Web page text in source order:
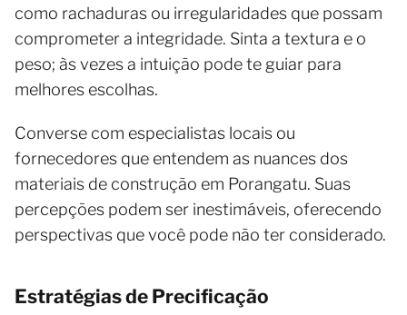
como rachaduras ou irregularidades que possam
comprometer a integridade. Sinta a textura e o
peso; às vezes a intuição pode te guiar para
melhores escolhas.
Converse com especialistas locais ou
fornecedores que entendem as nuances dos
materiais de construção em Porangatu. Suas
percepções podem ser inestimáveis, oferecendo
perspectivas que você pode não ter considerado.
Estratégias de Precificação